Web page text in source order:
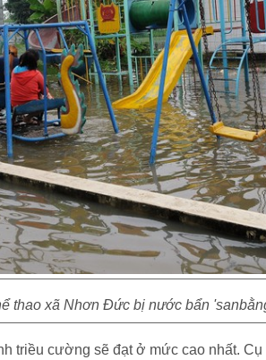
thao xã Nhơn Đức bị nước bẩn
triều cường sẽ đạt ở mức cao nhất.